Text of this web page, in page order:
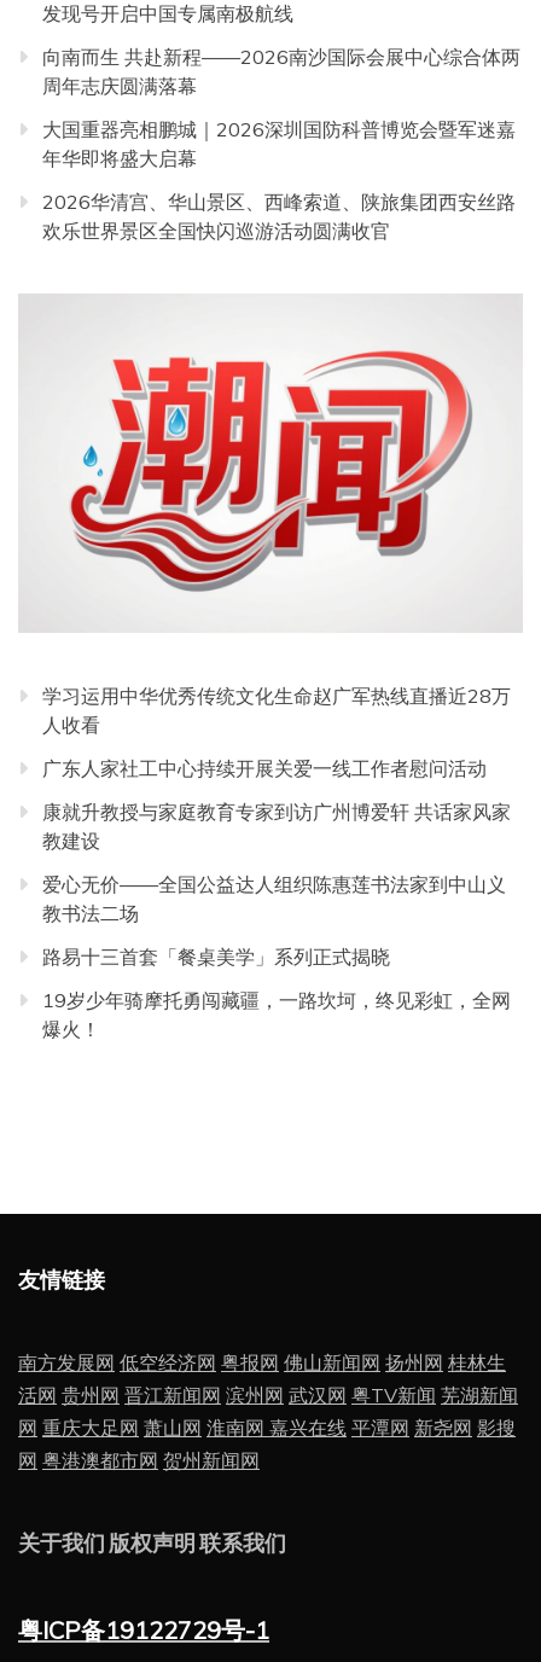
发现号开启中国专属南极航线
向南而生 共赴新程——2026南沙国际会展中心综合体两
周年志庆圆满落幕
大国重器亮相鹏城｜2026深圳国防科普博览会暨军迷嘉
年华即将盛大启幕
2026华清宫、华山景区、西峰索道、陕旅集团西安丝路
欢乐世界景区全国快闪巡游活动圆满收官
学习运用中华优秀传统文化生命赵广军热线直播近28万
人收看
广东人家社工中心持续开展关爱一线工作者慰问活动
康就升教授与家庭教育专家到访广州博爱轩 共话家风家
教建设
爱心无价——全国公益达人组织陈惠莲书法家到中山义
教书法二场
路易十三首套「餐桌美学」系列正式揭晓
19岁少年骑摩托勇闯藏疆，一路坎坷，终见彩虹，全网
爆火！
友情链接
南方发展网 低空经济网 粤报网 佛山新闻网 扬州网 桂林生
活网 贵州网 晋江新闻网 滨州网 武汉网 粤TV新闻 芜湖新闻
网 重庆大足网 萧山网 淮南网 嘉兴在线 平潭网 新尧网 影搜
网 粤港澳都市网 贺州新闻网
关于我们 版权声明 联系我们
粤ICP备19122729号-1